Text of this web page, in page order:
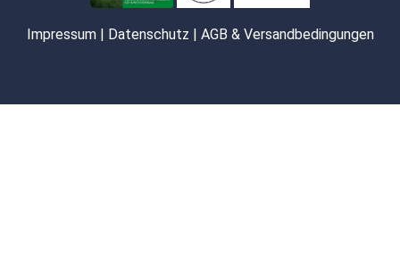
Impressum| Datenschutz | AGB & Versandbedingungen